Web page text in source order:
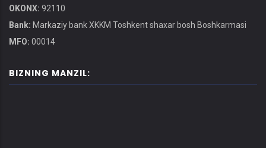
OKONX: 92110
Bank: Markaziy bank XKKM Toshkent shaxar bosh Boshkarmasi
MFO: 00014
BIZNING MANZIL: